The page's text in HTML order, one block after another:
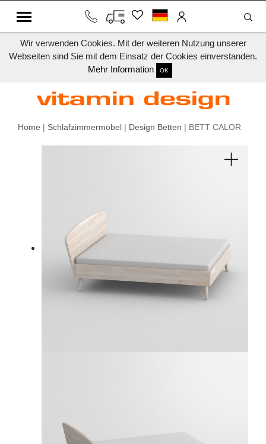
Wir verwenden Cookies. Mit der weiteren Nutzung unserer
Webseiten sind Sie mit dem Einsatz der Cookies einverstanden.
Mehr Information
OK
Home | Schlafzimmermöbel | Design Betten | BETT CALOR